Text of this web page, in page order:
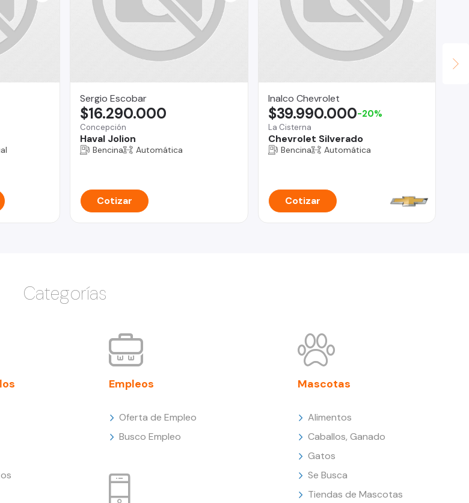
Sergio Escobar
Concepción
Haval Jolion
$16.290.000
Bencina Automática
Cotizar
Inalco Chevrolet
La Cisterna
Chevrolet Silverado
$39.990.000-20%
Bencina Automática
Cotizar
Categorías
Empleos
Oferta de Empleo
Busco Empleo
Mascotas
Alimentos
Caballos, Ganado
Gatos
Se Busca
Tiendas de Mascotas